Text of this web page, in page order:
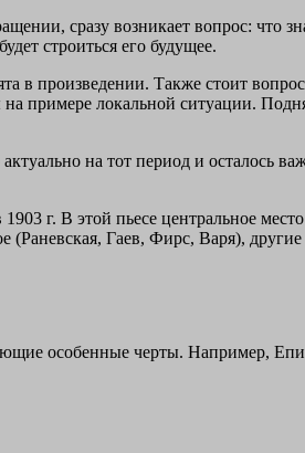
сразу возникает вопрос: что
строиться его будущее.
в произведении. Также стоит
на примере локальной ситуации.
на тот период и осталось
г. В этой пьесе центральное
(Раневская, Гаев, Фирс, Варя),
особенные черты. Например,